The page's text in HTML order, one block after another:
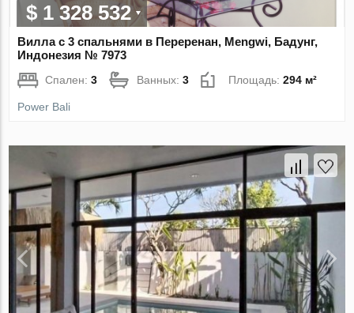
$ 1 328 532
Вилла с 3 спальнями в Переренан, Mengwi, Бадунг,
Индонезия № 7973
Спален:3 Ванных:3 Площадь:294 м²
Power Bali